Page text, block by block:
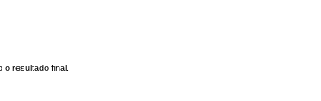
resultado final.